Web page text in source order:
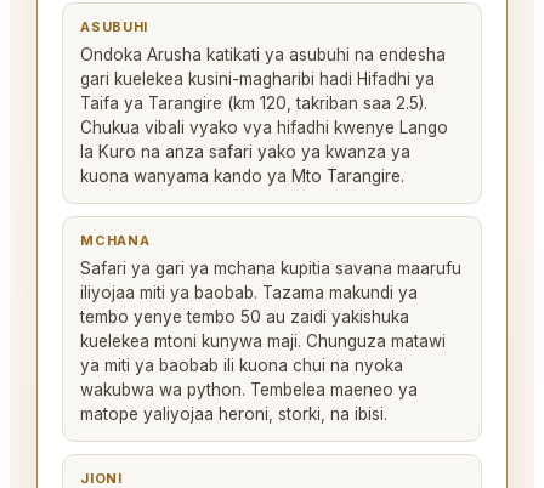
ASUBUHI
Ondoka Arusha katikati ya asubuhi na endesha
gari kuelekea kusini-magharibi hadi Hifadhi ya
Taifa ya Tarangire (km 120, takriban saa 2.5).
Chukua vibali vyako vya hifadhi kwenye Lango
la Kuro na anza safari yako ya kwanza ya
kuona wanyama kando ya Mto Tarangire.
MCHANA
Safari ya gari ya mchana kupitia savana maarufu
iliyojaa miti ya baobab. Tazama makundi ya
tembo yenye tembo 50 au zaidi yakishuka
kuelekea mtoni kunywa maji. Chunguza matawi
ya miti ya baobab ili kuona chui na nyoka
wakubwa wa python. Tembelea maeneo ya
matope yaliyojaa heroni, storki, na ibisi.
JIONI